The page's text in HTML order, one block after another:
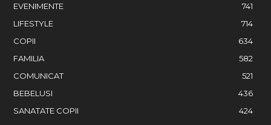
EVENIMENTE
741
LIFESTYLE
714
COPII
634
FAMILIA
582
COMUNICAT
521
BEBELUSI
436
SANATATE COPII
424